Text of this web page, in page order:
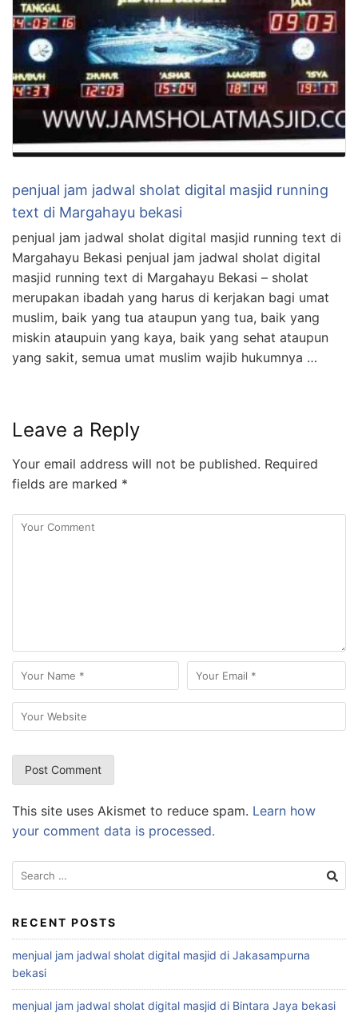
penjual jam jadwal sholat digital masjid running
text di Margahayu bekasi
penjual jam jadwal sholat digital masjid running text di
Margahayu Bekasi penjual jam jadwal sholat digital
masjid running text di Margahayu Bekasi – sholat
merupakan ibadah yang harus di kerjakan bagi umat
muslim, baik yang tua ataupun yang tua, baik yang
miskin ataupuin yang kaya, baik yang sehat ataupun
yang sakit, semua umat muslim wajib hukumnya …
Leave a Reply
Your email address will not be published. Required
fields are marked *
This site uses Akismet to reduce spam. Learn how
your comment data is processed.
Search
for:
RECENT POSTS
menjual jam jadwal sholat digital masjid di Jakasampurna
bekasi
menjual jam jadwal sholat digital masjid di Bintara Jaya bekasi